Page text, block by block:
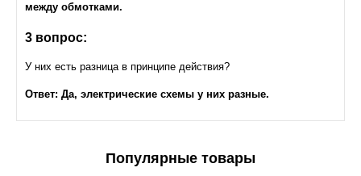
между обмотками.
3 вопрос:
У них есть разница в принципе действия?
Ответ: Да, электрические схемы у них разные.
Популярные товары